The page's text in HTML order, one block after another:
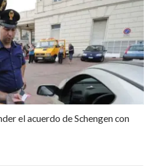
el acuerdo de Schengen con